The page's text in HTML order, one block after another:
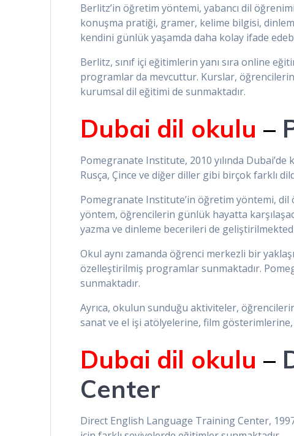
Berlitz’in öğretim yöntemi, yabancı dil
konuşma pratiği, gramer, kelime bilgisi,
kendini günlük yaşamda daha kolay ifade
Berlitz, sınıf içi eğitimlerin yanı sıra online
programlar da mevcuttur. Kurslar,
kurumsal dil eğitimi de sunmaktadır.
Dubai dil okulu–
Pomegranate Institute, 2010 yılında
Rusça, Çince ve diğer diller gibi birçok farklı
Pomegranate Institute’in öğretim yöntemi, dil
yöntem, öğrencilerin günlük hayatta
yazma ve dinleme becerileri de
Okul aynı zamanda öğrenci merkezli bir
özelleştirilmiş programlar sunmaktadır.
sunmaktadır.
Ayrıca, okulun sunduğu aktiviteler,
sanat ve el işi atölyelerine, film
Dubai dil okulu–
Center
Direct English Language Training Center,